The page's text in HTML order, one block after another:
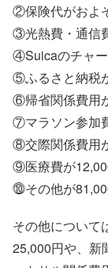
②保険代がおよ
③光熱費・通信
④Suicaのチャー
⑤ふるさと納税
⑥帰省関係費用
⑦マラソン参加
⑧交際関係費用
⑨医療費が
⓾その他が
その他について
25,000円や、新